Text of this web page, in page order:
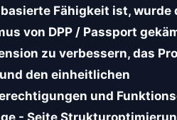
Fähigkeit ist, wurde
von DPP / Passport
zu verbessern, das
den einheitlichen
und
- Seite